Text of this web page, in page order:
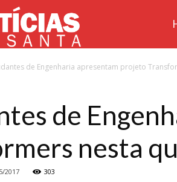
Unisanta
de Engenharia apresentam projeto
de
nesta
2017 303